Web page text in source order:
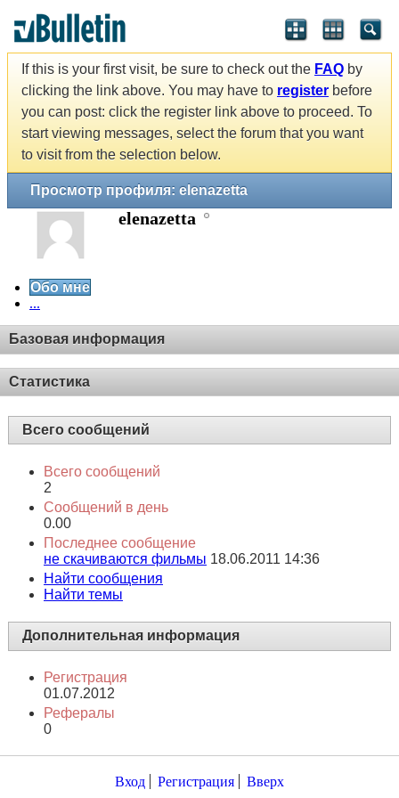
If this is your first visit, be sure to check out the FAQ by
clicking the link above. You may have to register before
you can post: click the register link above to proceed. To
start viewing messages, select the forum that you want
to visit from the selection below.
Просмотр профиля: elenazetta
elenazetta
Обо мне
...
Базовая информация
Статистика
Всего сообщений
Всего сообщений
2
Сообщений в день
0.00
Последнее сообщение
не скачиваются фильмы 18.06.2011 14:36
Найти сообщения
Найти темы
Дополнительная информация
Регистрация
01.07.2012
Рефералы
0
Вход Регистрация Вверх